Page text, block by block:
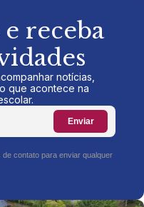
receba
notícias,
que acontece na
Enviar
contato para enviar qualquer